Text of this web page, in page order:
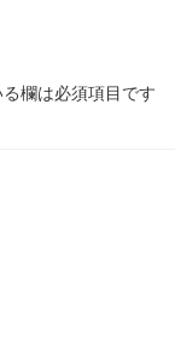
欄は必須項目です